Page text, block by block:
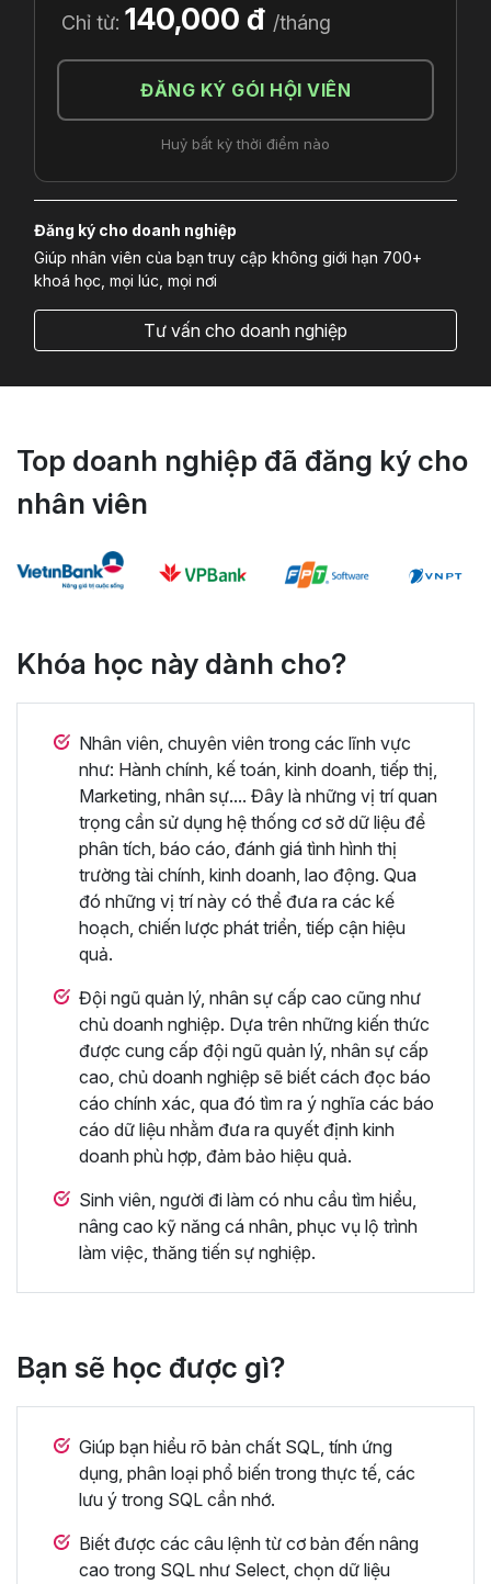
Chỉ từ: 140,000 đ /tháng
ĐĂNG KÝ GÓI HỘI VIÊN
Huỷ bất kỳ thời điểm nào
Đăng ký cho doanh nghiệp
Giúp nhân viên của bạn truy cập không giới hạn 700+
khoá học, mọi lúc, mọi nơi
Tư vấn cho doanh nghiệp
Top doanh nghiệp đã đăng ký cho
nhân viên
Khóa học này dành cho?
Nhân viên, chuyên viên trong các lĩnh vực
như: Hành chính, kế toán, kinh doanh, tiếp thị,
Marketing, nhân sự.... Đây là những vị trí quan
trọng cần sử dụng hệ thống cơ sở dữ liệu để
phân tích, báo cáo, đánh giá tình hình thị
trường tài chính, kinh doanh, lao động. Qua
đó những vị trí này có thể đưa ra các kế
hoạch, chiến lược phát triển, tiếp cận hiệu
quả.
Đội ngũ quản lý, nhân sự cấp cao cũng như
chủ doanh nghiệp. Dựa trên những kiến thức
được cung cấp đội ngũ quản lý, nhân sự cấp
cao, chủ doanh nghiệp sẽ biết cách đọc báo
cáo chính xác, qua đó tìm ra ý nghĩa các báo
cáo dữ liệu nhằm đưa ra quyết định kinh
doanh phù hợp, đảm bảo hiệu quả.
Sinh viên, người đi làm có nhu cầu tìm hiểu,
nâng cao kỹ năng cá nhân, phục vụ lộ trình
làm việc, thăng tiến sự nghiệp.
Bạn sẽ học được gì?
Giúp bạn hiểu rõ bản chất SQL, tính ứng
dụng, phân loại phổ biến trong thực tế, các
lưu ý trong SQL cần nhớ.
Biết được các câu lệnh từ cơ bản đến nâng
cao trong SQL như Select, chọn dữ liệu